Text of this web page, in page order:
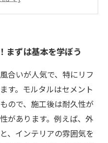
シーンを探る
モルタル塗装の専門
理想の住まい：変化す
まずは基本を学ぼう
合いが人気で、特にリフ
す。モルタルはセメント
ので、施工後は耐久性が
があります。例えば、外
、インテリアの雰囲気を